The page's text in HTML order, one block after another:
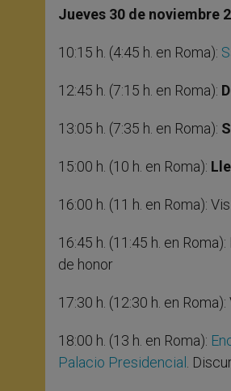
Jueves 30 de noviembre
10:15 h. (4:45 h. en Roma):
12:45 h. (7:15 h. en Roma):
13:05 h. (7:35 h. en Roma):
15:00 h. (10 h. en Roma):
16:00 h. (11 h. en Roma):
16:45 h. (11:45 h. en
de honor
17:30 h. (12:30 h. en
18:00 h. (13 h. en Roma):
Palacio Presidencial
.